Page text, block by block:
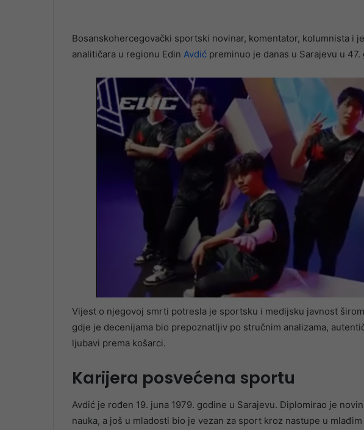
Bosanskohercegovački sportski novinar, komentator, kolumnista i
analitičara u regionu Edin Avdić preminuo je danas u Sarajevu u
Vijest o njegovoj smrti potresla je sportsku i medijsku javnost
gdje je decenijama bio prepoznatljiv po stručnim analizama,
ljubavi prema košarci.
Karijera posvećena sportu
Avdić je rođen 19. juna 1979. godine u Sarajevu. Diplomirao je
nauka, a još u mladosti bio je vezan za sport kroz nastupe u